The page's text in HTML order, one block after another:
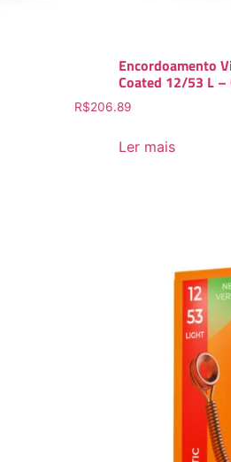
Encordoamento
Coated 12/53 L –
R$206.89
Ler mais